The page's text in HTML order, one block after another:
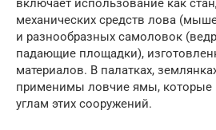
включает использование как
механических средств лова
и разнообразных самоловок
падающие площадки),
материалов. В палатках,
применимы ловчие ямы,
углам этих сооружений.